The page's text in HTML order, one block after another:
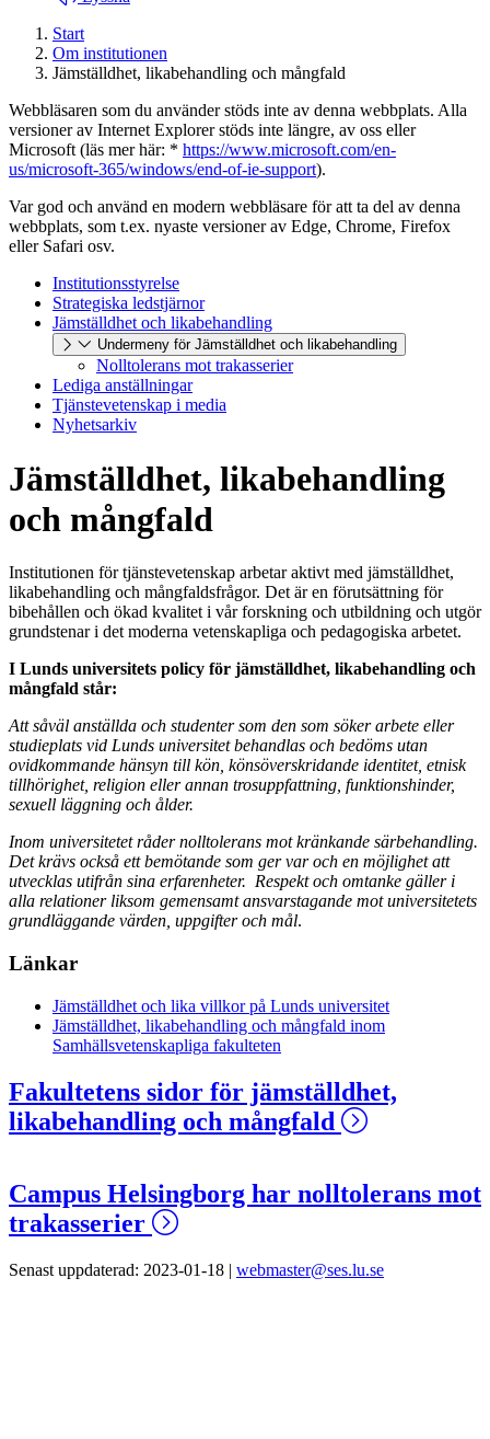
Start
Om institutionen
Jämställdhet, likabehandling och mångfald
Webbläsaren som du använder stöds inte av denna webbplats. Alla
versioner av Internet Explorer stöds inte längre, av oss eller
Microsoft (läs mer här: * https://www.microsoft.com/en-
us/microsoft-365/windows/end-of-ie-support).
Var god och använd en modern webbläsare för att ta del av denna
webbplats, som t.ex. nyaste versioner av Edge, Chrome, Firefox
eller Safari osv.
Institutionsstyrelse
Strategiska ledstjärnor
Jämställdhet och likabehandling
Undermeny för Jämställdhet och likabehandling
Nolltolerans mot trakasserier
Lediga anställningar
Tjänstevetenskap i media
Nyhetsarkiv
Jämställdhet, likabehandling
och mångfald
Institutionen för tjänstevetenskap arbetar aktivt med jämställdhet,
likabehandling och mångfaldsfrågor. Det är en förutsättning för
bibehållen och ökad kvalitet i vår forskning och utbildning och utgör
grundstenar i det moderna vetenskapliga och pedagogiska arbetet.
I Lunds universitets policy för jämställdhet, likabehandling och
mångfald står:
Att såväl anställda och studenter som den som söker arbete eller
studieplats vid Lunds universitet behandlas och bedöms utan
ovidkommande hänsyn till kön, könsöverskridande identitet, etnisk
tillhörighet, religion eller annan trosuppfattning, funktionshinder,
sexuell läggning och ålder.
Inom universitetet råder nolltolerans mot kränkande särbehandling.
Det krävs också ett bemötande som ger var och en möjlighet att
utvecklas utifrån sina erfarenheter. Respekt och omtanke gäller i
alla relationer liksom gemensamt ansvarstagande mot universitetets
grundläggande värden, uppgifter och mål.
Länkar
Jämställdhet och lika villkor på Lunds universitet
Jämställdhet, likabehandling och mångfald inom
Samhällsvetenskapliga fakulteten
Fakultetens sidor för jämställdhet,
likabehandling och mångfald
Campus Helsingborg har nolltolerans mot
trakasserier
Senast uppdaterad: 2023-01-18 | webmaster@ses.lu.se